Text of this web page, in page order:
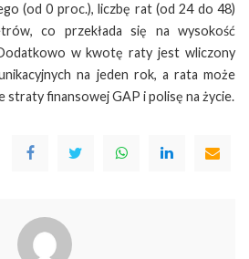
(od 0 proc.), liczbę rat (od 24 do 48)
co przekłada się na wysokość
w kwotę raty jest wliczony
na jeden rok, a rata może
straty finansowej GAP i polisę na życie.